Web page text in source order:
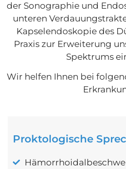
der Sonographie und
unteren
Kapselendoskopie des
Praxis zur Erweiterung
Spektrums
Wir helfen Ihnen bei
Proktologische